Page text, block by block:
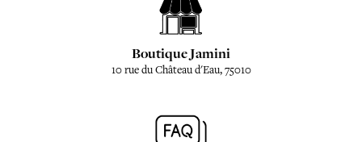
Boutique Jamini
10 rue du Château d'Eau, 75010